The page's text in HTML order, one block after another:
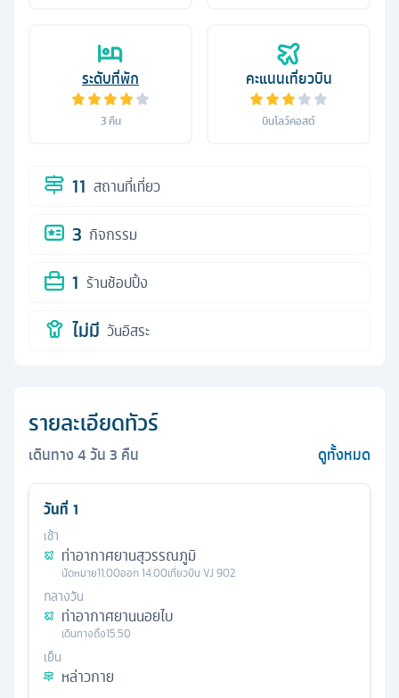
ระดับที่พัก
3คืน
คะแนนเที่ยวบิน
บินโลว์คอสต์
11 สถานที่เที่ยว
3 กิจกรรม
1 ร้านช้อปปิ้ง
ไม่มี วันอิสระ
รายละเอียดทัวร์
เดินทาง4วัน3 คืน ดูทั้งหมด
วันที่ 1
เช้า
ท่าอากาศยานสุวรรณภูมิ
นัดหมาย11.00ออก14.00เที่ยวบิน VJ 902
กลางวัน
ท่าอากาศยานนอยไบ
เดินทางถึง15.50
เย็น
หล่าวกาย